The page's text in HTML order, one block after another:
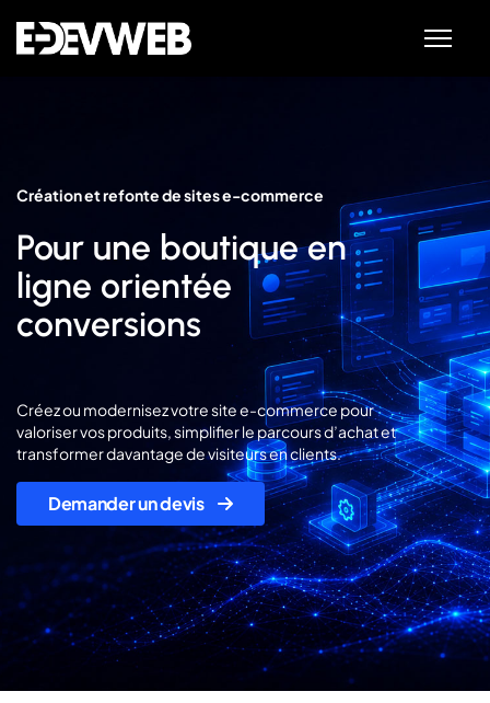
Création et refonte de sites e-commerce
Pour une boutique en
ligne orientée
conversions
Créez ou modernisez votre site e-commerce pour
valoriser vos produits, simplifier le parcours d’achat et
transformer davantage de visiteurs en clients.
Demander un devis